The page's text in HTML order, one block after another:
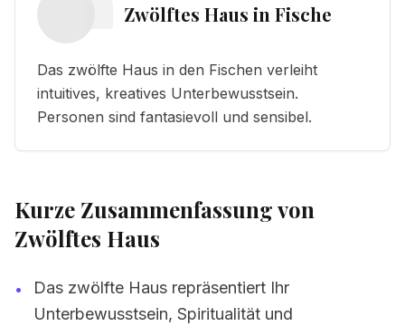
Zwölftes Haus in Fische
Das zwölfte Haus in den Fischen verleiht
intuitives, kreatives Unterbewusstsein.
Personen sind fantasievoll und sensibel.
Kurze Zusammenfassung von
Zwölftes Haus
•
Das zwölfte Haus repräsentiert Ihr
Unterbewusstsein, Spiritualität und